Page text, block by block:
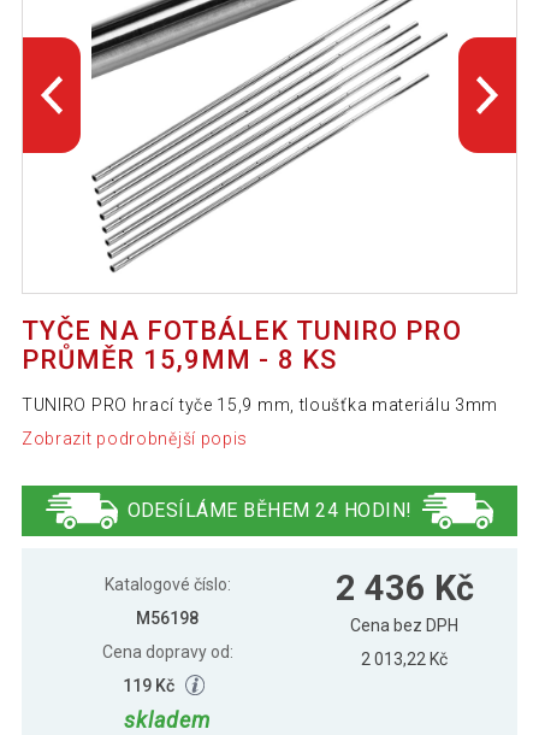
TYČE NA FOTBÁLEK TUNIRO PRO
PRŮMĚR 15,9MM - 8 KS
TUNIRO PRO hrací tyče 15,9 mm, tloušťka materiálu 3mm
Zobrazit podrobnější popis
ODESÍLÁME BĚHEM 24 HODIN!
Katalogové číslo:
M56198
Cena dopravy od:
119 Kč
skladem
2 436 Kč
Cena bez DPH
2 013,22 Kč